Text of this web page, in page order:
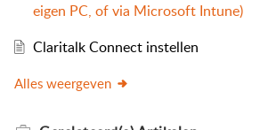
eigen PC, of via Microsoft Intune)
Claritalk Connect instellen
Alles weergeven